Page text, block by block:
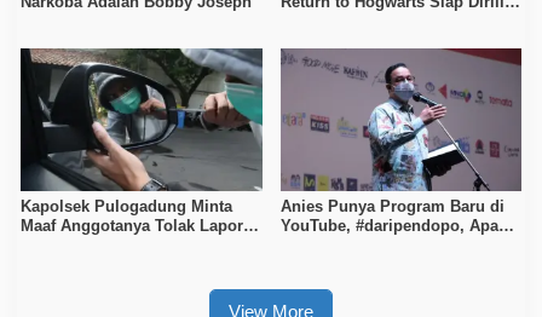
Kapolsek Pulogadung Minta
Maaf Anggotanya Tolak Laporan
Anies Punya Program Baru di
YouTube, #daripendopo, Apa
View More